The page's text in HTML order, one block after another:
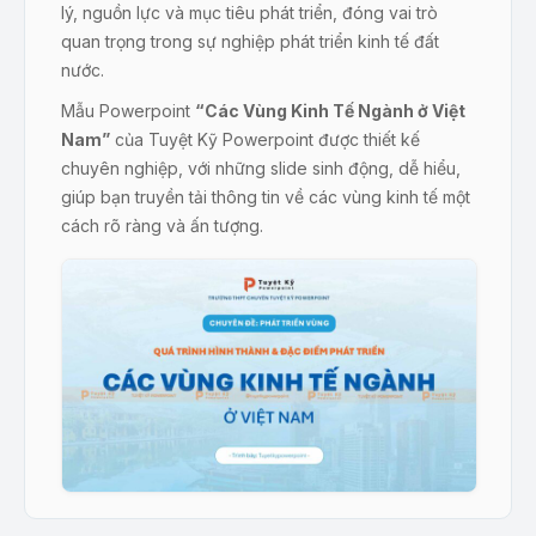
lý, nguồn lực và mục tiêu phát triển, đóng vai trò
quan trọng trong sự nghiệp phát triển kinh tế đất
nước.
Mẫu Powerpoint “Các Vùng Kinh Tế Ngành ở Việt
Nam” của Tuyệt Kỹ Powerpoint được thiết kế
chuyên nghiệp, với những slide sinh động, dễ hiểu,
giúp bạn truyền tải thông tin về các vùng kinh tế một
cách rõ ràng và ấn tượng.
Sản phẩm “Quá trình Hình thành & Đặc điểm phát triển các